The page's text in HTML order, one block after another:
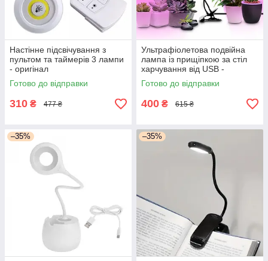
Настінне підсвічування з
пультом та таймерів 3 лампи
- оригінал
Готово до відправки
310 ₴ 477 ₴
Ультрафіолетова подвійна
лампа із прищіпкою за стіл
харчування від USB -
оригінал
Готово до відправки
400 ₴ 615 ₴
–35% –35%